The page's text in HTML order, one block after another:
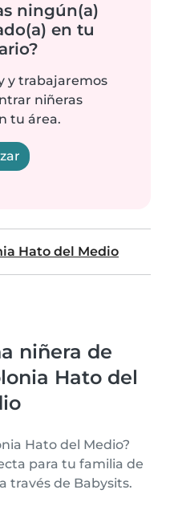
ningún(a)
en tu
y trabajaremos
niñeras
tu área.
Hato del Medio
niñera de
Hato del
Hato del Medio?
para tu familia de
través de Babysits.